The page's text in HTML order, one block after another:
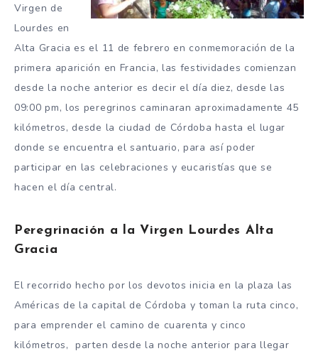
Virgen de
Lourdes en
Alta Gracia es el 11 de febrero en conmemoración de la
primera aparición en Francia, las festividades comienzan
desde la noche anterior es decir el día diez, desde las
09:00 pm, los peregrinos caminaran aproximadamente 45
kilómetros, desde la ciudad de Córdoba hasta el lugar
donde se encuentra el santuario, para así poder
participar en las celebraciones y eucaristías que se
hacen el día central.
Peregrinación a la Virgen Lourdes Alta
Gracia
El recorrido hecho por los devotos inicia en la plaza las
Américas de la capital de Córdoba y toman la ruta cinco,
para emprender el camino de cuarenta y cinco
kilómetros, parten desde la noche anterior para llegar